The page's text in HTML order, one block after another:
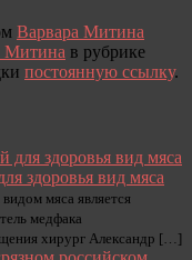
Варвара Митина
Митина в рубрике
постоянную ссылку.
здоровья вид мяса
мяса является
медфака
хирург Александр […]